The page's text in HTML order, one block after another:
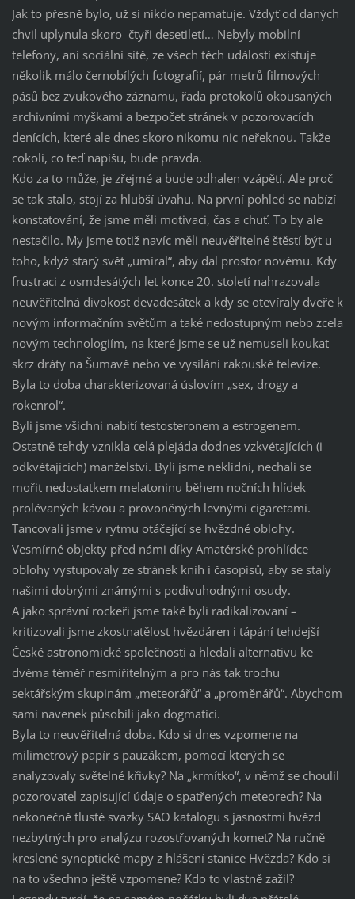
Jak to přesně bylo, už si nikdo nepamatuje. Vždyť od daných
chvil uplynula skoro čtyři desetiletí… Nebyly mobilní
telefony, ani sociální sítě, ze všech těch událostí existuje
několik málo černobílých fotografií, pár metrů filmových
pásů bez zvukového záznamu, řada protokolů okousaných
archivními myškami a bezpočet stránek v pozorovacích
denících, které ale dnes skoro nikomu nic neřeknou. Takže
cokoli, co teď napíšu, bude pravda.
Kdo za to může, je zřejmé a bude odhalen vzápětí. Ale proč
se tak stalo, stojí za hlubší úvahu. Na první pohled se nabízí
konstatování, že jsme měli motivaci, čas a chuť. To by ale
nestačilo. My jsme totiž navíc měli neuvěřitelné štěstí být u
toho, když starý svět „umíral“, aby dal prostor novému. Kdy
frustraci z osmdesátých let konce 20. století nahrazovala
neuvěřitelná divokost devadesátek a kdy se otevíraly dveře k
novým informačním světům a také nedostupným nebo zcela
novým technologiím, na které jsme se už nemuseli koukat
skrz dráty na Šumavě nebo ve vysílání rakouské televize.
Byla to doba charakterizovaná úslovím „sex, drogy a
rokenrol“.
Byli jsme všichni nabití testosteronem a estrogenem.
Ostatně tehdy vznikla celá plejáda dodnes vzkvétajících (i
odkvétajících) manželství. Byli jsme neklidní, nechali se
mořit nedostatkem melatoninu během nočních hlídek
prolévaných kávou a provoněných levnými cigaretami.
Tancovali jsme v rytmu otáčející se hvězdné oblohy.
Vesmírné objekty před námi díky Amatérské prohlídce
oblohy vystupovaly ze stránek knih i časopisů, aby se staly
našimi dobrými známými s podivuhodnými osudy.
A jako správní rockeři jsme také byli radikalizovaní –
kritizovali jsme zkostnatělost hvězdáren i tápání tehdejší
České astronomické společnosti a hledali alternativu ke
dvěma téměř nesmiřitelným a pro nás tak trochu
sektářským skupinám „meteorářů“ a „proměnářů“. Abychom
sami navenek působili jako dogmatici.
Byla to neuvěřitelná doba. Kdo si dnes vzpomene na
milimetrový papír s pauzákem, pomocí kterých se
analyzovaly světelné křivky? Na „krmítko“, v němž se choulil
pozorovatel zapisující údaje o spatřených meteorech? Na
nekonečně tlusté svazky SAO katalogu s jasnostmi hvězd
nezbytných pro analýzu rozostřovaných komet? Na ručně
kreslené synoptické mapy z hlášení stanice Hvězda? Kdo si
na to všechno ještě vzpomene? Kdo to vlastně zažil?